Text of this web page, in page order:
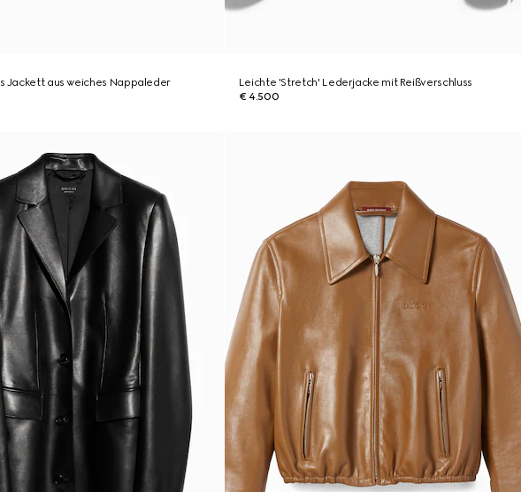
Jackett aus weiches Nappaleder
Leichte 'Stretch' Lederjacke mit Reißverschluss
€ 4.500